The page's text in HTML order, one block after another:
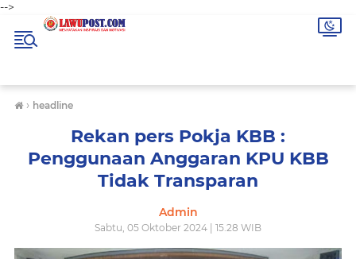
-->
› headline
Rekan pers Pokja KBB :
Penggunaan Anggaran KPU KBB
Tidak Transparan
Admin
Sabtu, 05 Oktober 2024 | 15.28 WIB